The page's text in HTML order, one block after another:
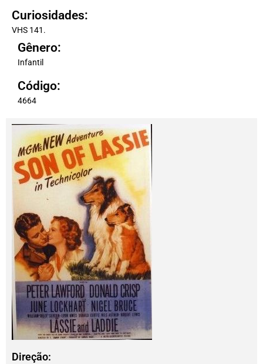
Curiosidades:
VHS 141.
Gênero:
Infantil
Código:
4664
Direção: